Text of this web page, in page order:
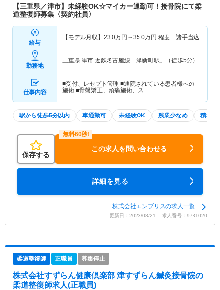
【三重県／津市】未経験OK☆マイカー通勤可！接骨院にて柔
道整復師募集〈契約社員〉
給与
【モデル月収】 23.0万円～35.0万円 程度 諸手当込
勤務地
三重県 津市 近鉄名古屋線「津新町駅」（徒歩5分）
仕事内容
■受付、レセプト管理 ■通院されている患者様への
施術 ■骨盤矯正、頭痛施術、ス…
駅から徒歩5分以内 車通勤可 未経験OK 残業少なめ 積極採
保存する
この求人を問い合わせる
詳細を見る
株式会社エンブリスの求人一覧
更新日：2023/08/21 求人番号：9781020
柔道整復師 正職員 募集停止
株式会社すずらん健康倶楽部 津すずらん鍼灸接骨院の
柔道整復師求人(正職員)